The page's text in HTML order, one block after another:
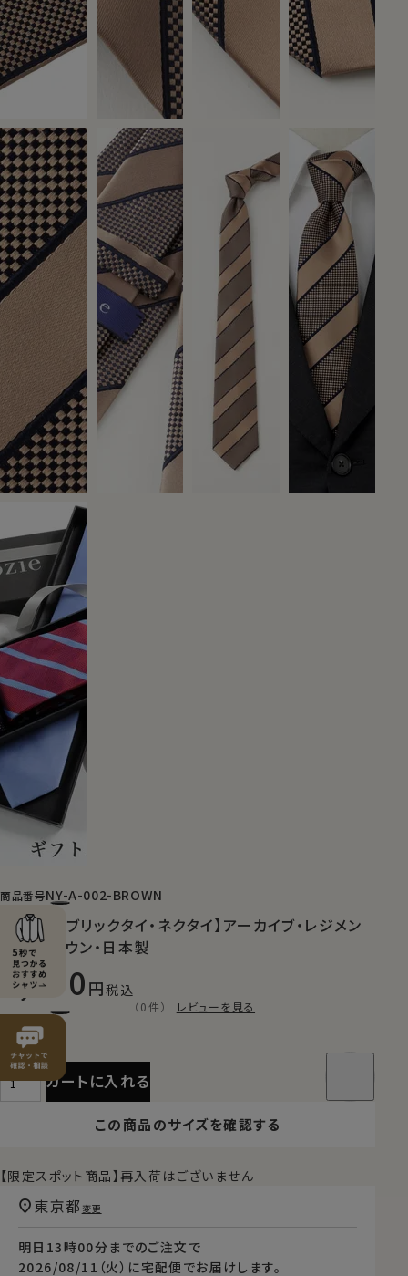
商品番号NY-A-002-BROWN
【山梨ファブリックタイ・ネクタイ】アーカイブ・レジメン
タル・ブラウン・日本製
7,150 税込
（0件） レビューを見る
カートに入れる
この商品のサイズを確認する
【限定スポット商品】再入荷はございません
明日 13時00分 までのご注文で
2026/08/11（火） に宅配便 でお届けします。
東京都 変更